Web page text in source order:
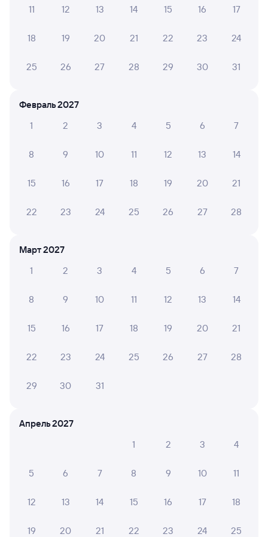
Способы оплаты
Правила работы сервиса
Вокзал Иркутск Сортировочный
11 12 13 14 15 16 17
18 19 20 21 22 23 24
25 26 27 28 29 30 31
Февраль 2027
1
2 3 4 5 6 7
8 9 10 11 12 13 14
15 16 17 18 19 20 21
22 23 24 25 26 27 28
Март 2027
1
2 3 4 5 6 7
8 9 10 11 12 13 14
15 16 17 18 19 20 21
22 23 24 25 26 27 28
29 30 31
Апрель 2027
1
2 3 4
5 6 7 8 9 10 11
12 13 14 15 16 17 18
19 20 21 22 23 24 25